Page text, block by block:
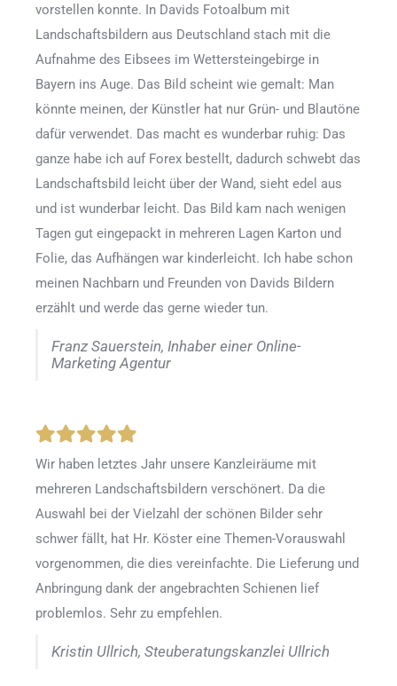
vorstellen konnte. In Davids Fotoalbum mit
Landschaftsbildern aus Deutschland stach mit die
Aufnahme des Eibsees im Wettersteingebirge in
Bayern ins Auge. Das Bild scheint wie gemalt: Man
könnte meinen, der Künstler hat nur Grün- und Blautöne
dafür verwendet. Das macht es wunderbar ruhig: Das
ganze habe ich auf Forex bestellt, dadurch schwebt das
Landschaftsbild leicht über der Wand, sieht edel aus
und ist wunderbar leicht. Das Bild kam nach wenigen
Tagen gut eingepackt in mehreren Lagen Karton und
Folie, das Aufhängen war kinderleicht. Ich habe schon
meinen Nachbarn und Freunden von Davids Bildern
erzählt und werde das gerne wieder tun.
Franz Sauerstein, Inhaber einer Online-
Marketing Agentur
Wir haben letztes Jahr unsere Kanzleiräume mit
mehreren Landschaftsbildern verschönert. Da die
Auswahl bei der Vielzahl der schönen Bilder sehr
schwer fällt, hat Hr. Köster eine Themen-Vorauswahl
vorgenommen, die dies vereinfachte. Die Lieferung und
Anbringung dank der angebrachten Schienen lief
problemlos. Sehr zu empfehlen.
Kristin Ullrich, Steuberatungskanzlei Ullrich